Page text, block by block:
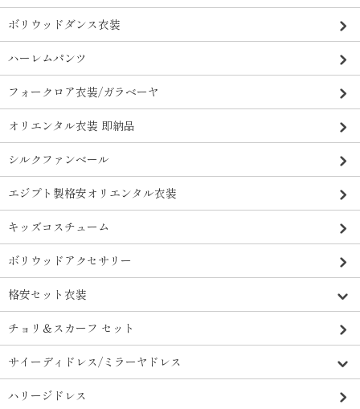
ボリウッドダンス衣装
ハーレムパンツ
フォークロア衣装/ガラベーヤ
オリエンタル衣装 即納品
シルクファンベール
エジプト製格安オリエンタル衣装
キッズコスチューム
ボリウッドアクセサリー
格安セット衣装
チョリ＆スカーフ セット
サイーディドレス/ミラーヤドレス
ハリージドレス